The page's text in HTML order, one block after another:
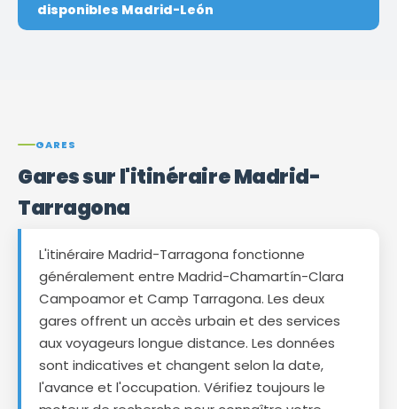
disponibles Madrid-León
GARES
Gares sur l'itinéraire Madrid-
Tarragona
L'itinéraire Madrid-Tarragona fonctionne
généralement entre Madrid-Chamartín-Clara
Campoamor et Camp Tarragona. Les deux
gares offrent un accès urbain et des services
aux voyageurs longue distance. Les données
sont indicatives et changent selon la date,
l'avance et l'occupation. Vérifiez toujours le